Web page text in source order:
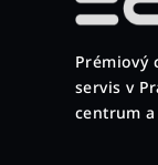
Prémiový
servis v
centrum